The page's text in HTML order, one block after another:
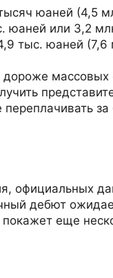
юаней (4,5
юаней или 3,2
тыс. юаней (7,6
массовых
за
официальных
дебют
еще